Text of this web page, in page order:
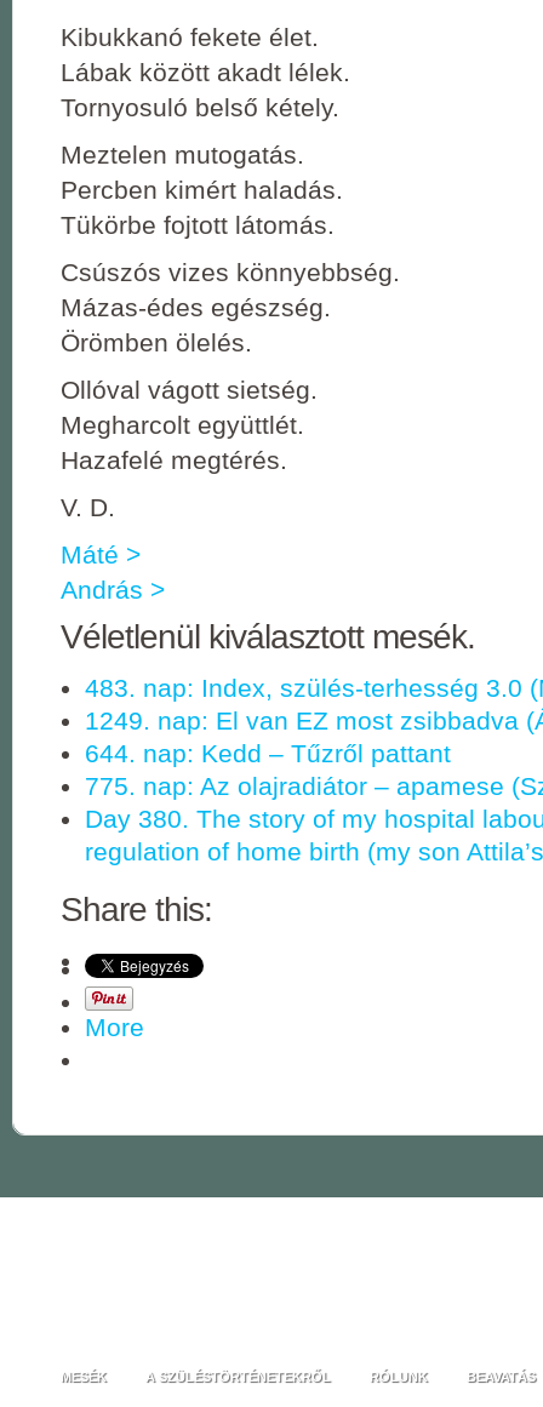
Kibukkanó fekete élet.
Lábak között akadt lélek.
Tornyosuló belső kétely.
Meztelen mutogatás.
Percben kimért haladás.
Tükörbe fojtott látomás.
Csúszós vizes könnyebbség.
Mázas-édes egészség.
Örömben ölelés.
Ollóval vágott sietség.
Megharcolt együttlét.
Hazafelé megtérés.
V. D.
Máté >
András >
Véletlenül kiválasztott mesék.
483. nap: Index, szülés-terhesség 3.0
1249. nap: El van EZ most zsibbadva
644. nap: Kedd ‒ Tűzről pattant
775. nap: Az olajradiátor – apamese
Day 380. The story of my hospital
regulation of home birth (my son
Share this:
More
MESÉK A SZÜLÉSTÖRTÉNETEKRŐL RÓLUNK BEAVATÁS